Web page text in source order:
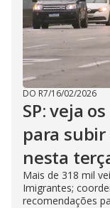
DO R7/16/02/2026
SP: veja
para
nesta
Mais de 318 mil
Imigrantes;
recomendações